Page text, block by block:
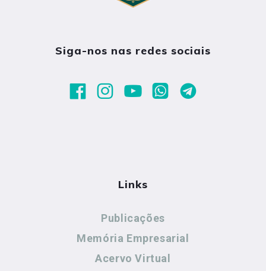
Siga-nos nas redes sociais
Links
Publicações
Memória Empresarial
Acervo Virtual